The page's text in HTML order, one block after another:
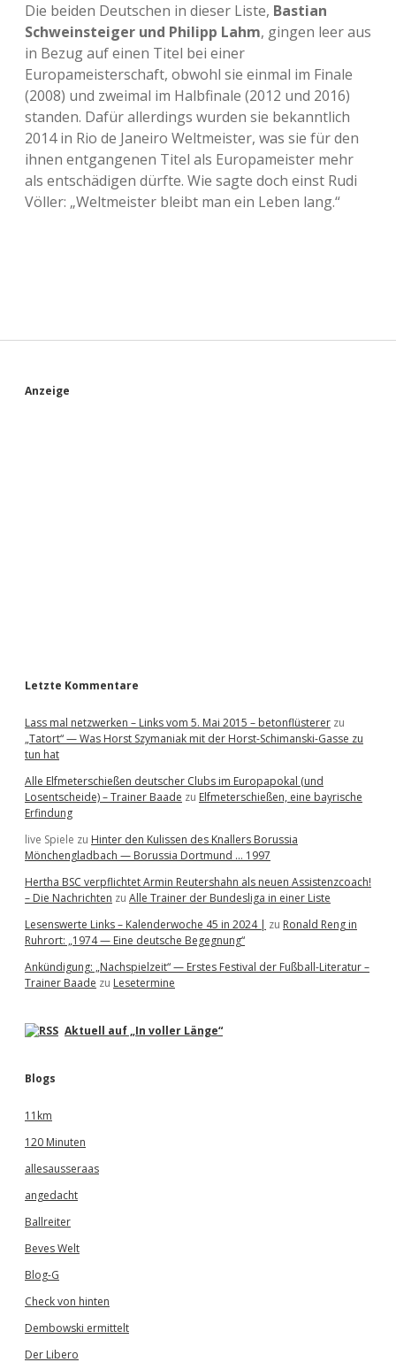
Die beiden Deutschen in dieser Liste, Bastian
Schweinsteiger und Philipp Lahm, gingen leer aus
in Bezug auf einen Titel bei einer
Europameisterschaft, obwohl sie einmal im Finale
(2008) und zweimal im Halbfinale (2012 und 2016)
standen. Dafür allerdings wurden sie bekanntlich
2014 in Rio de Janeiro Weltmeister, was sie für den
ihnen entgangenen Titel als Europameister mehr
als entschädigen dürfte. Wie sagte doch einst Rudi
Völler: „Weltmeister bleibt man ein Leben lang.“
S
Anzeige
Letzte Kommentare
Lass mal netzwerken – Links vom 5. Mai 2015 – betonflüsterer zu
„Tatort“ — Was Horst Szymaniak mit der Horst-Schimanski-Gasse zu
tun hat
Alle Elfmeterschießen deutscher Clubs im Europapokal (und
Losentscheide) – Trainer Baade zu Elfmeterschießen, eine bayrische
Erfindung
live Spiele zu Hinter den Kulissen des Knallers Borussia
Mönchengladbach — Borussia Dortmund … 1997
Hertha BSC verpflichtet Armin Reutershahn als neuen Assistenzcoach!
– Die Nachrichten zu Alle Trainer der Bundesliga in einer Liste
Lesenswerte Links – Kalenderwoche 45 in 2024 | zu Ronald Reng in
Ruhrort: „1974 — Eine deutsche Begegnung“
Ankündigung: „Nachspielzeit“ — Erstes Festival der Fußball-Literatur –
Trainer Baade zu Lesetermine
Aktuell auf „In voller Länge“
Blogs
11km
120 Minuten
allesausseraas
angedacht
Ballreiter
Beves Welt
Blog-G
Check von hinten
Dembowski ermittelt
Der Libero